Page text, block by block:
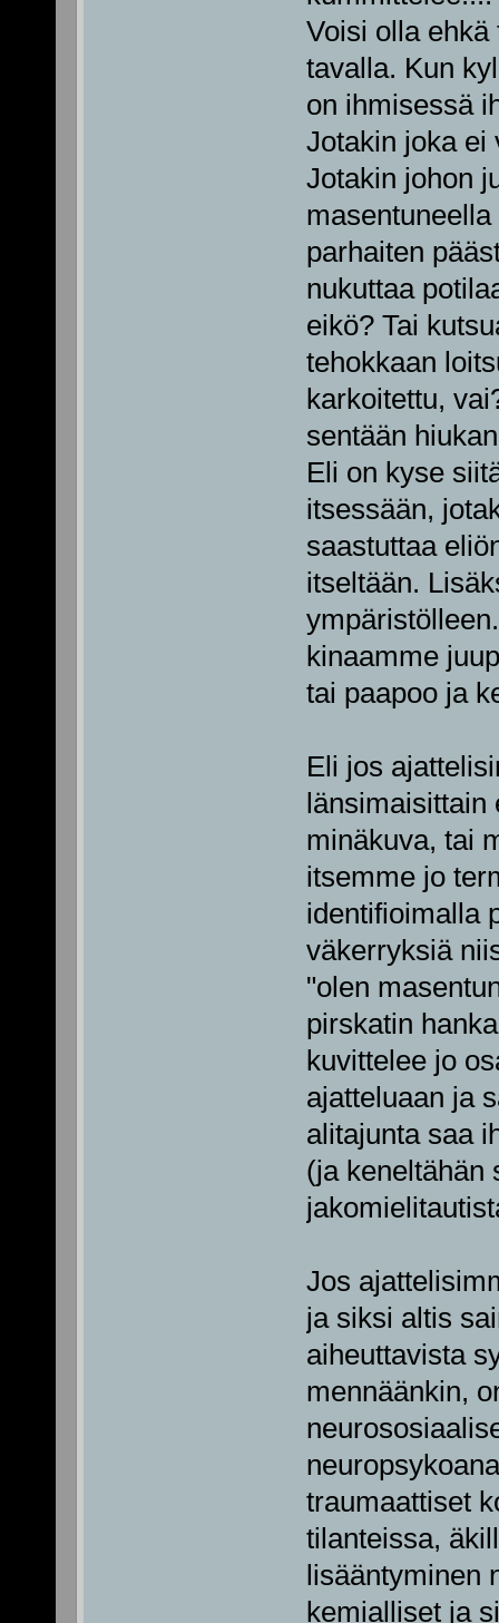
Voisi olla
tavalla. Kun
on ihmisessä
Jotakin joka ei
Jotakin johon
parhaiten
nukuttaa
eikö? Tai
tehokkaan
karkoitettu,
sentään
Eli on kyse
itsessään,
saastuttaa
itseltään.
kinaamme
tai paapoo ja
Eli jos
minäkuva, tai
itsemme jo
identifioimalla
väkerryksiä
"olen
pirskatin
kuvittelee jo
ajatteluaan ja
alitajunta saa
(ja keneltähän
Jos
ja siksi altis
aiheuttavista
mennäänkin,
traumaattiset
tilanteissa,
lisääntyminen
kemialliset ja